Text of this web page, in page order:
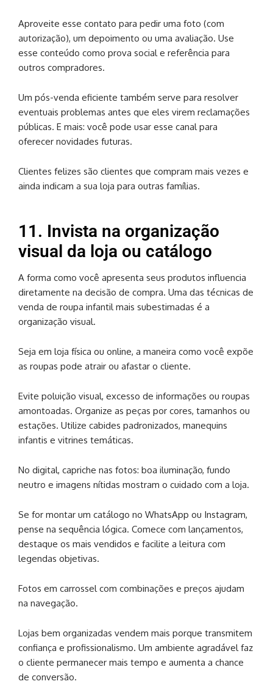
Aproveite esse contato para pedir uma foto (com
autorização), um depoimento ou uma avaliação. Use
esse conteúdo como prova social e referência para
outros compradores.
Um pós-venda eficiente também serve para resolver
eventuais problemas antes que eles virem reclamações
públicas. E mais: você pode usar esse canal para
oferecer novidades futuras.
Clientes felizes são clientes que compram mais vezes e
ainda indicam a sua loja para outras famílias.
11. Invista na organização
visual da loja ou catálogo
A forma como você apresenta seus produtos influencia
diretamente na decisão de compra. Uma das técnicas de
venda de roupa infantil mais subestimadas é a
organização visual.
Seja em loja física ou online, a maneira como você expõe
as roupas pode atrair ou afastar o cliente.
Evite poluição visual, excesso de informações ou roupas
amontoadas. Organize as peças por cores, tamanhos ou
estações. Utilize cabides padronizados, manequins
infantis e vitrines temáticas.
No digital, capriche nas fotos: boa iluminação, fundo
neutro e imagens nítidas mostram o cuidado com a loja.
Se for montar um catálogo no WhatsApp ou Instagram,
pense na sequência lógica. Comece com lançamentos,
destaque os mais vendidos e facilite a leitura com
legendas objetivas.
Fotos em carrossel com combinações e preços ajudam
na navegação.
Lojas bem organizadas vendem mais porque transmitem
confiança e profissionalismo. Um ambiente agradável faz
o cliente permanecer mais tempo e aumenta a chance
de conversão.